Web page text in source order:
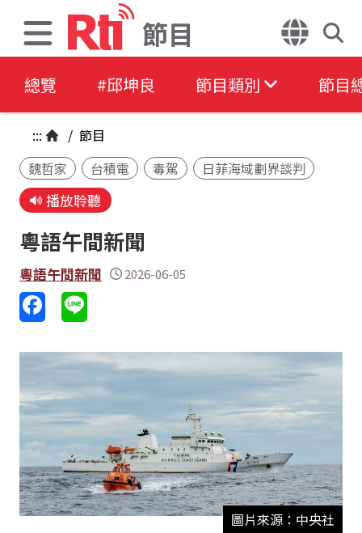
節目
總覽 #邱坤良 節目類別 節目
::: / 節目
魏哲家
台積電 毒駕 日菲海域劃界談判
播放聆聽
粵語午間新聞
粵語午間新聞 2026-06-05
圖片來源：中央社